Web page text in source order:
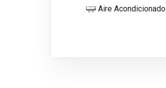
Aire Acondicionado